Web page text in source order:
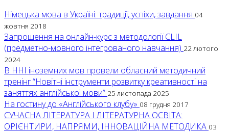
Німецька мова в Україні: традиції, успіхи, завдання 04
жовтня 2018
Запрошення на онлайн-курс з методології CLIL
(предметно-мовного інтегрованого навчання) 22 лютого
2024
В ННІ іноземних мов провели обласний методичний
тренінг “Новітні інструменти розвитку креативності на
заняттях англійської мови” 25 листопада 2025
На гостину до «Англійського клубу» 08 грудня 2017
СУЧАСНА ЛІТЕРАТУРА І ЛІТЕРАТУРНА ОСВІТА:
ОРІЄНТИРИ, НАПРЯМИ, ІННОВАЦІЙНА МЕТОДИКА 03